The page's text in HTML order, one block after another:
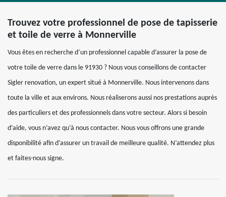
Trouvez votre professionnel de pose de tapisserie
et toile de verre à Monnerville
Vous êtes en recherche d’un professionnel capable d’assurer la pose de
votre toile de verre dans le 91930 ? Nous vous conseillons de contacter
Sigler renovation, un expert situé à Monnerville. Nous intervenons dans
toute la ville et aux environs. Nous réaliserons aussi nos prestations auprès
des particuliers et des professionnels dans votre secteur. Alors si besoin
d’aide, vous n’avez qu’à nous contacter. Nous vous offrons une grande
disponibilité afin d’assurer un travail de meilleure qualité. N’attendez plus
et faites-nous signe.